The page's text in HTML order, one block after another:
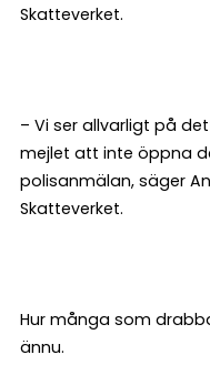
Skatteverket.
– Vi ser allvarligt på
mejlet att inte öppna
polisanmälan, säger
Skatteverket.
Hur många som
ännu.